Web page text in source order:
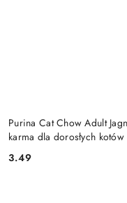
Purina Cat Chow Adult
karma dla dorosłych kotów
Cena:
3.49